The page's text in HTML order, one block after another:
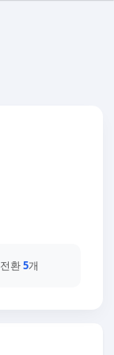
전환5개